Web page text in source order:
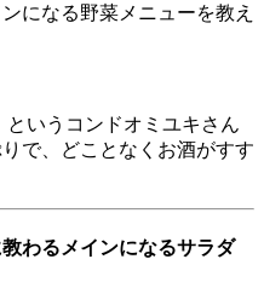
になる野菜メニューを教え
いうコンドオミユキさん
で、どことなくお酒がすす